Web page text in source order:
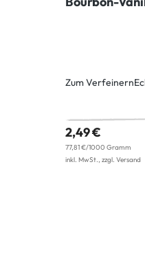
Zum
2,49 €
77,81 €/1000 Gramm
inkl. MwSt., zzgl. Versand